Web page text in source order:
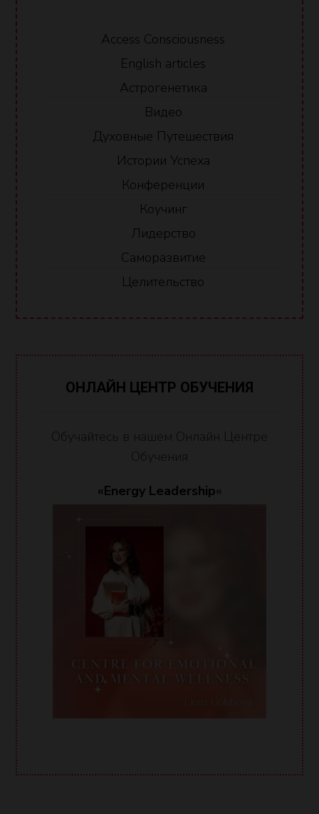
Access Consciousness
English articles
Астрогенетика
Видео
Духовные Путешествия
Истории Успеха
Конференции
Коучинг
Лидерство
Саморазвитие
Целительство
ОНЛАЙН ЦЕНТР ОБУЧЕНИЯ
Обучайтесь в нашем Онлайн Центре
Обучения
«Energy Leadership«